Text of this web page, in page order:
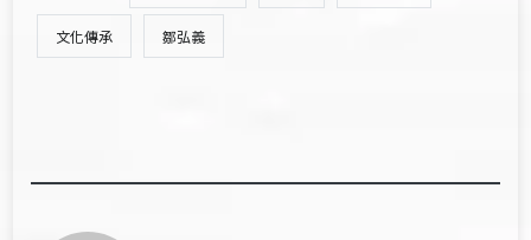
文化傳承 鄒弘義